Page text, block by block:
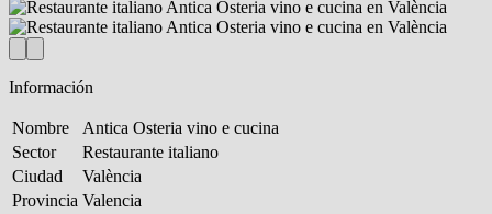
Información
Nombre
Antica Osteria vino e cucina
Sector
Restaurante italiano
Ciudad
València
Provincia Valencia